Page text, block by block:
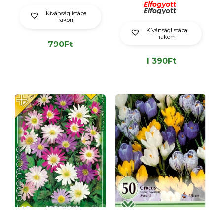
Kívánságlistába
rakom
790Ft
Elfogyott
Elfogyott
Kívánságlistába
rakom
1 390Ft